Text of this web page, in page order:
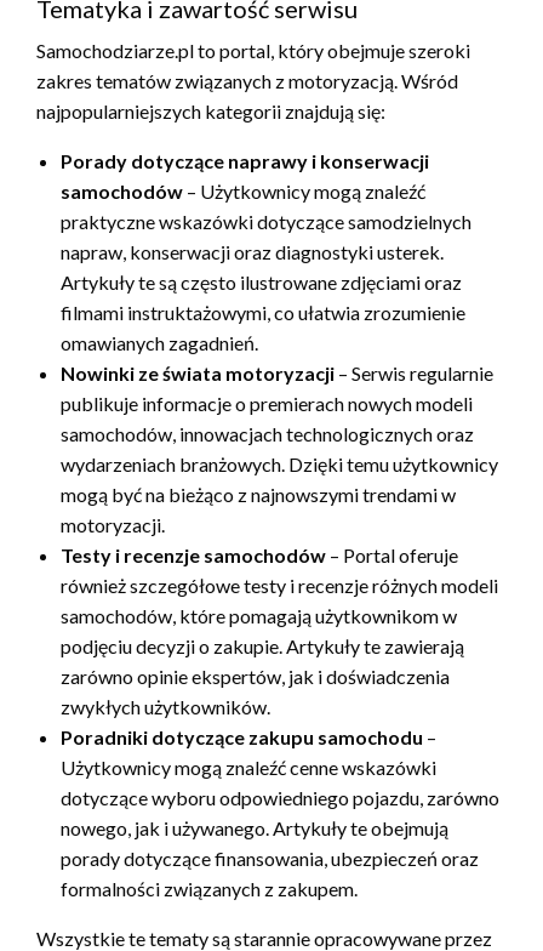
Tematyka i zawartość serwisu
Samochodziarze.pl to portal, który obejmuje szeroki
zakres tematów związanych z motoryzacją. Wśród
najpopularniejszych kategorii znajdują się:
Porady dotyczące naprawy i konserwacji
samochodów – Użytkownicy mogą znaleźć
praktyczne wskazówki dotyczące samodzielnych
napraw, konserwacji oraz diagnostyki usterek.
Artykuły te są często ilustrowane zdjęciami oraz
filmami instruktażowymi, co ułatwia zrozumienie
omawianych zagadnień.
Nowinki ze świata motoryzacji – Serwis regularnie
publikuje informacje o premierach nowych modeli
samochodów, innowacjach technologicznych oraz
wydarzeniach branżowych. Dzięki temu użytkownicy
mogą być na bieżąco z najnowszymi trendami w
motoryzacji.
Testy i recenzje samochodów – Portal oferuje
również szczegółowe testy i recenzje różnych modeli
samochodów, które pomagają użytkownikom w
podjęciu decyzji o zakupie. Artykuły te zawierają
zarówno opinie ekspertów, jak i doświadczenia
zwykłych użytkowników.
Poradniki dotyczące zakupu samochodu –
Użytkownicy mogą znaleźć cenne wskazówki
dotyczące wyboru odpowiedniego pojazdu, zarówno
nowego, jak i używanego. Artykuły te obejmują
porady dotyczące finansowania, ubezpieczeń oraz
formalności związanych z zakupem.
Wszystkie te tematy są starannie opracowywane przez